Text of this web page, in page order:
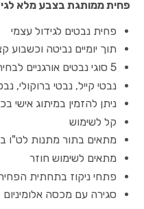
פחית ממותגת בצבע מלא
פחית נבטים לגידול עצמי
תוך יומיים נביטה וכשבוע
5 סוגי נבטים אורגניים לבחירתכם
נבטי קייל, נבטי ברוקולי,
ניתן להזמין במיתוג אישי
קל לשימוש
מתאים בתור מתנות
מתאים לשימוש חוזר
פתחי ניקוז בתחתית
סגירה עם מכסה